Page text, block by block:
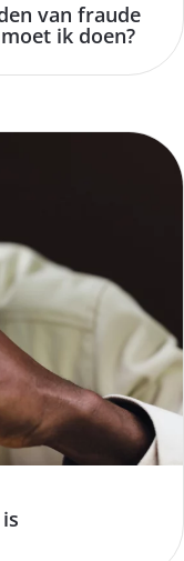
van fraude
ik doen?